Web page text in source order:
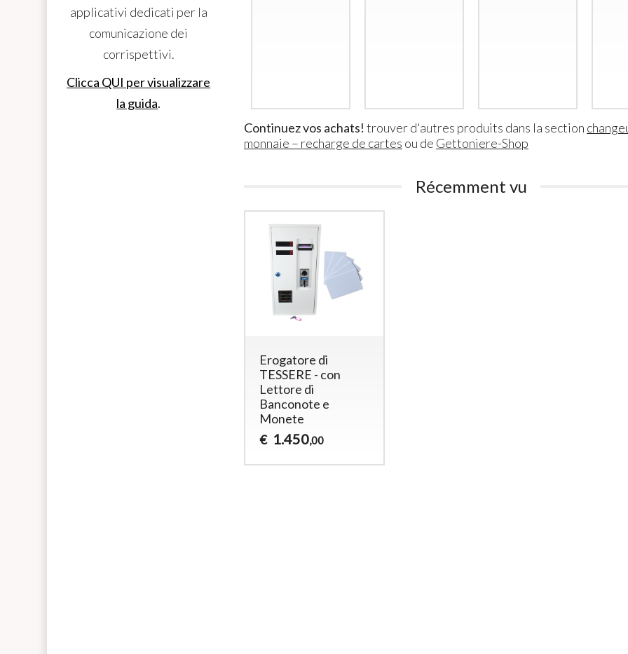
Continuez vos achats! trouver d'autres produits dans la section
monnaie – recharge de cartes ou de Gettoniere-Shop
Récemment vu
Erogatore di
TESSERE - con
Lettore di
Banconote e
Monete
€ 1.450,00
applicativi dedicati per la
comunicazione dei
corrispettivi.
Clicca QUI per visualizzare
la guida.
Gettoniera per 6 Lavatrici
domestiche (o 3 lavatrici e
3 asciugatrici)
per 6 Lavatrici o
Asciugatrici – Controllo